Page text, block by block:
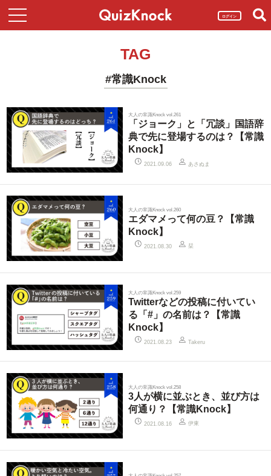
ログイン
TAG
#常識Knock
大人の常識Knock vol.261
「ジョーク」と「冗談」国語辞
典で先に登場するのは？【常識
Knock】
2021.09.06 あさぬま
大人の常識Knock vol.260
エダマメって何の豆？【常識
Knock】
2021.08.30 栞
大人の常識Knock vol.259
Twitterなどの投稿に付いてい
る「#」の名前は？【常識
Knock】
2021.08.23 Takeru
大人の常識Knock vol.258
3人が横に並ぶとき、並び方は
何通り？【常識Knock】
2021.08.16 伊東